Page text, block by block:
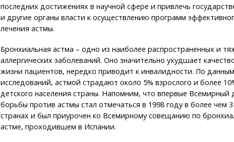
последних достижениях в научной сфере и привлечь
и другие органы власти к осуществлению программ
лечения астмы.
Бронхиальная астма – одно из наиболее распространенных и
аллергических заболеваний. Оно значительно ухудшает
жизни пациентов, нередко приводит к инвалидности. По данным
исследований, астмой страдают около 5% взрослого и более
детского населения страны. Напомним, что впервые Всемирный
борьбы против астмы стал отмечаться в 1998 году в более чем
странах и был приурочен ко Всемирному совещанию по
астме, проходившем в Испании.